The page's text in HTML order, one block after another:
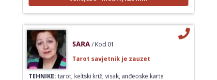
TEHNIKE:tarot, keltski križ, visak, anđeoske karte